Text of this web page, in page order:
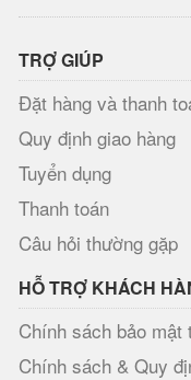
TRỢ GIÚP
Đặt hàng và thanh
Quy định giao hàng
Tuyển dụng
Thanh toán
Câu hỏi thường gặp
HỖ TRỢ KHÁCH
Chính sách bảo mật
Chính sách & Quy